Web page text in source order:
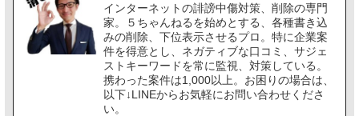
インターネットの誹謗中傷対策、削除の専門
家。５ちゃんねるを始めとする、各種書き込
みの削除、下位表示させるプロ。特に企業案
件を得意とし、ネガティブな口コミ、サジェ
ストキーワードを常に監視、対策している。
携わった案件は1,000以上。お困りの場合は、
以下↓LINEからお気軽にお問い合わせくださ
い。